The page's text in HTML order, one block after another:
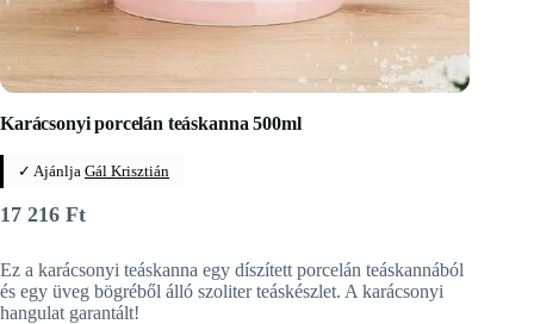
Karácsonyi porcelán teáskanna 500ml
✓ Ajánlja Gál Krisztián
17 216 Ft
Ez a karácsonyi teáskanna egy díszített porcelán teáskannából
és egy üveg bögréből álló szoliter teáskészlet. A karácsonyi
hangulat garantált!